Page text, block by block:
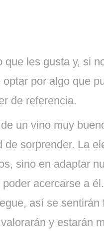
que les gusta y, si
por algo que
de referencia.
un vino muy
de sorprender. La
sino en adaptar
acercarse a
así se sentirán
y estarán